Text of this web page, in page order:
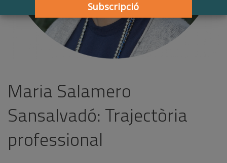
Maria Salamero
Sansalvadó: Trajectòria
professional